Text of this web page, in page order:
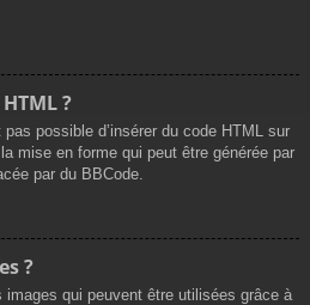
?
possible d’insérer du code HTML sur
mise en forme qui peut être générée par
par du BBCode.
?
qui peuvent être utilisées grâce à